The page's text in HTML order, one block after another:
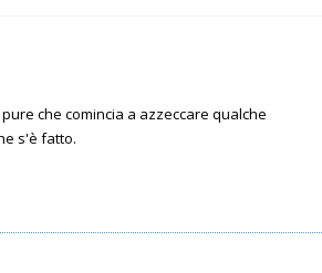
che comincia a azzeccare qualche
s'è fatto.